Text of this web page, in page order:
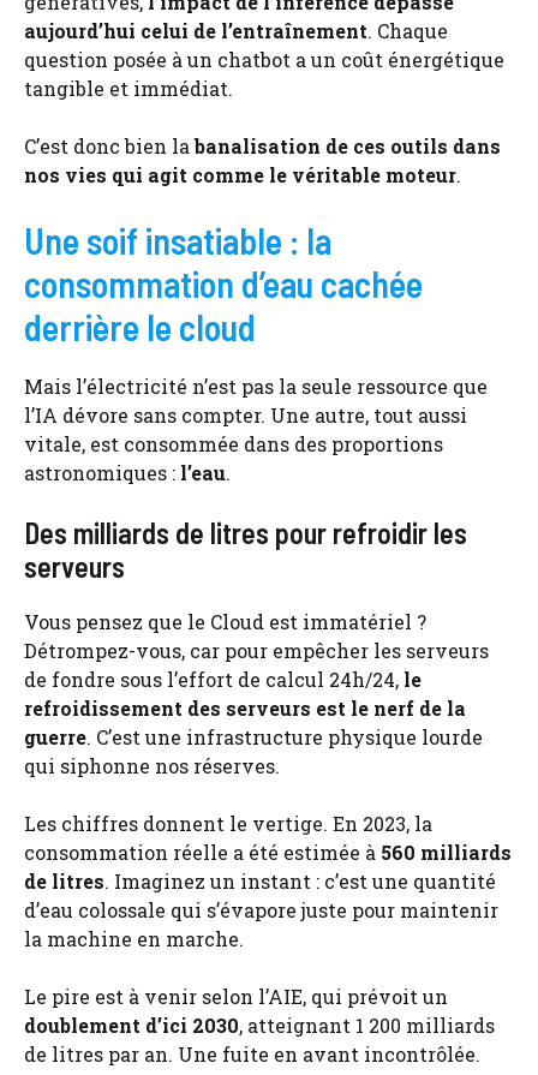
aujourd’hui celui de l’entraînement. Chaque
question posée à un chatbot a un coût énergétique
tangible et immédiat.
C’est donc bien labanalisation de ces outils dans
nos vies qui agit comme le véritable moteur.
Une soif insatiable : la
consommation d’eau cachée
derrière le cloud
Mais l’électricité n’est pas la seule ressource que
l’IA dévore sans compter. Une autre, tout aussi
vitale, est consommée dans des proportions
astronomiques : l’eau.
Des milliards de litres pour refroidir les
serveurs
Vous pensez que le Cloud est immatériel ?
Détrompez-vous, car pour empêcher les serveurs
de fondre sous l’effort de calcul 24h/24, le
refroidissement des serveurs est le nerf de la
guerre. C’est une infrastructure physique lourde
qui siphonne nos réserves.
Les chiffres donnent le vertige. En 2023, la
consommation réelle a été estimée à 560 milliards
de litres. Imaginez un instant : c’est une quantité
d’eau colossale qui s’évapore juste pour maintenir
la machine en marche.
Le pire est à venir selon l’AIE, qui prévoit un
doublement d’ici 2030, atteignant 1 200 milliards
de litres par an. Une fuite en avant incontrôlée.